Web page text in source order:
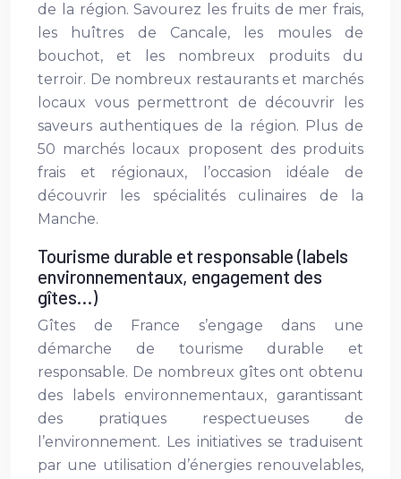
de la région. Savourez les fruits de mer frais,
les huîtres de Cancale, les moules de
bouchot, et les nombreux produits du
terroir. De nombreux restaurants et marchés
locaux vous permettront de découvrir les
saveurs authentiques de la région. Plus de
50 marchés locaux proposent des produits
frais et régionaux, l’occasion idéale de
découvrir les spécialités culinaires de la
Manche.
Tourisme durable et responsable (labels
environnementaux, engagement des
gîtes…)
Gîtes de France s’engage dans une
démarche de tourisme durable et
responsable. De nombreux gîtes ont obtenu
des labels environnementaux, garantissant
des pratiques respectueuses de
l’environnement. Les initiatives se traduisent
par une utilisation d’énergies renouvelables,